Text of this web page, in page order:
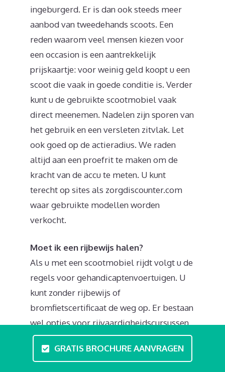
ingeburgerd. Er is dan ook steeds meer
aanbod van tweedehands scoots. Een
reden waarom veel mensen kiezen voor
een occasion is een aantrekkelijk
prijskaartje: voor weinig geld koopt u een
scoot die vaak in goede conditie is. Verder
kunt u de gebruikte scootmobiel vaak
direct meenemen. Nadelen zijn sporen van
het gebruik en een versleten zitvlak. Let
ook goed op de actieradius. We raden
altijd aan een proefrit te maken om de
kracht van de accu te meten. U kunt
terecht op sites als zorgdiscounter.com
waar gebruikte modellen worden
verkocht.
Moet ik een rijbewijs halen?
Als u met een scootmobiel rijdt volgt u de
regels voor gehandicaptenvoertuigen. U
kunt zonder rijbewijs of
bromfietscertificaat de weg op. Er bestaan
wel opties voor rijvaardigheidscursussen
en theorielessen. Bij zo’n
scootmobieltraining in Boelenslaan
GRATIS BROCHURE AANVRAGEN